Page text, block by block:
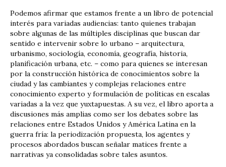
Podemos afirmar que estamos frente a un libro de potencial
interés para variadas audiencias: tanto quienes trabajan
sobre algunas de las múltiples disciplinas que buscan dar
sentido e intervenir sobre lo urbano – arquitectura,
urbanismo, sociología, economía, geografía, historia,
planificación urbana, etc. – como para quienes se interesan
por la construcción histórica de conocimientos sobre la
ciudad y las cambiantes y complejas relaciones entre
conocimiento experto y formulación de políticas en escalas
variadas a la vez que yuxtapuestas. A su vez, el libro aporta a
discusiones más amplias como ser los debates sobre las
relaciones entre Estados Unidos y América Latina en la
guerra fría: la periodización propuesta, los agentes y
procesos abordados buscan señalar matices frente a
narrativas ya consolidadas sobre tales asuntos.